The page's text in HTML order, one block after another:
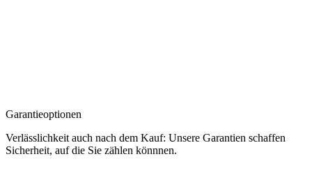
Garantieoptionen
Verlässlichkeit auch nach dem Kauf: Unsere Garantien schaffen
Sicherheit, auf die Sie zählen könnnen.